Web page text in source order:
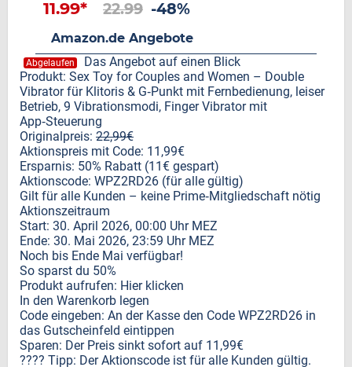
11.99* 22.99 -48%
Amazon.de Angebote
Abgelaufen
Das Angebot auf einen Blick
Produkt: Sex Toy for Couples and Women – Double
Vibrator für Klitoris & G‑Punkt mit Fernbedienung, leiser
Betrieb, 9 Vibrationsmodi, Finger Vibrator mit
App‑Steuerung
Originalpreis: 22,99€
Aktionspreis mit Code: 11,99€
Ersparnis: 50% Rabatt (11€ gespart)
Aktionscode: WPZ2RD26 (für alle gültig)
Gilt für alle Kunden – keine Prime‑Mitgliedschaft nötig
Aktionszeitraum
Start: 30. April 2026, 00:00 Uhr MEZ
Ende: 30. Mai 2026, 23:59 Uhr MEZ
Noch bis Ende Mai verfügbar!
So sparst du 50%
Produkt aufrufen: Hier klicken
In den Warenkorb legen
Code eingeben: An der Kasse den Code WPZ2RD26 in
das Gutscheinfeld eintippen
Sparen: Der Preis sinkt sofort auf 11,99€
???? Tipp: Der Aktionscode ist für alle Kunden gültig.